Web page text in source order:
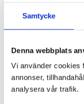
Samtycke
Denna webbplats
Vi använder cookies
annonser,
analysera vår trafik.
Vilken typ av bil